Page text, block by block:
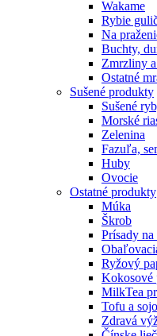
Wakame
Rybie
Na
Buchty,
Zmrzliny
Ostatné
Sušené produkty
Sušené
Morské
Zelenina
Fazuľa,
Huby
Ovocie
Ostatné produkty
Múka
Škrob
Prísady na
Ryžový
Kokosové
MilkTea
Tofu a
Zdravá